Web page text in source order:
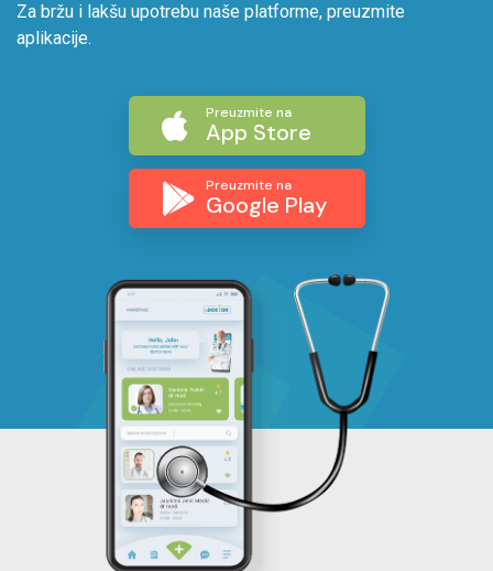
Za bržu i lakšu upotrebu naše platforme, preuzmite
aplikacije.
Preuzmite na
App Store
Preuzmite na
Google Play